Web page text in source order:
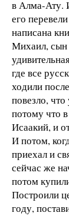
в Алма-Ату.
его
написана
Михаил, сын
где все
ходили
повезло,
потому что
Исаакий, и
И потом,
приехал и
сейчас же
потом
Построили
году,